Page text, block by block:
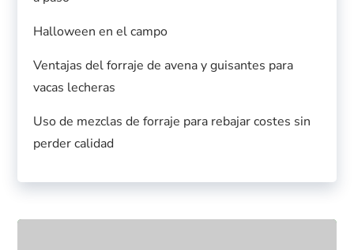
Halloween en el campo
Ventajas del forraje de avena y guisantes para
vacas lecheras
Uso de mezclas de forraje para rebajar costes sin
perder calidad